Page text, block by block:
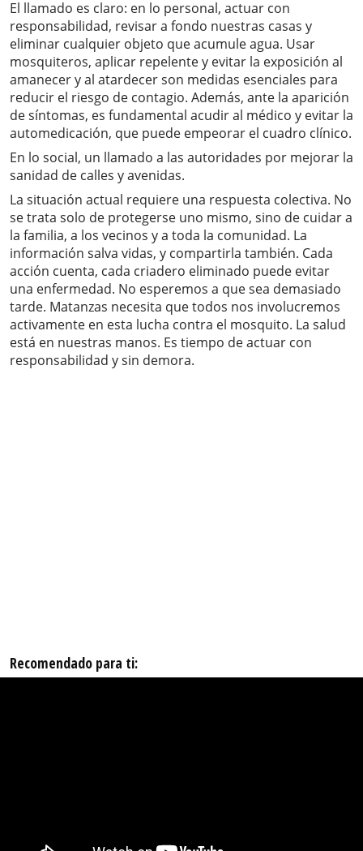
El llamado es claro: en lo personal, actuar con
responsabilidad, revisar a fondo nuestras casas y
eliminar cualquier objeto que acumule agua. Usar
mosquiteros, aplicar repelente y evitar la exposición al
amanecer y al atardecer son medidas esenciales para
reducir el riesgo de contagio. Además, ante la aparición
de síntomas, es fundamental acudir al médico y evitar la
automedicación, que puede empeorar el cuadro clínico.
En lo social, un llamado a las autoridades por mejorar la
sanidad de calles y avenidas.
La situación actual requiere una respuesta colectiva. No
se trata solo de protegerse uno mismo, sino de cuidar a
la familia, a los vecinos y a toda la comunidad. La
información salva vidas, y compartirla también. Cada
acción cuenta, cada criadero eliminado puede evitar
una enfermedad. No esperemos a que sea demasiado
tarde. Matanzas necesita que todos nos involucremos
activamente en esta lucha contra el mosquito. La salud
está en nuestras manos. Es tiempo de actuar con
responsabilidad y sin demora.
Recomendado para ti: